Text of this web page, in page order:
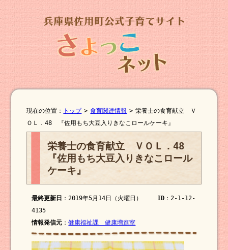
現在の位置： トップ > 食育関連情報 > 栄養士の食育献立 Ｖ
ＯＬ．48 『佐用もち大豆入りきなこロールケーキ』
栄養士の食育献立 ＶＯＬ．48
『佐用もち大豆入りきなこロール
ケーキ』
最終更新日 ：2019年5月14日（火曜日） ID ：2-1-12-
4135
情報発信元 ：健康福祉課 健康増進室